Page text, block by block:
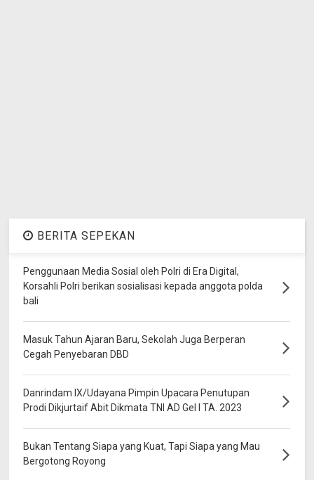
BERITA SEPEKAN
Penggunaan Media Sosial oleh Polri di Era Digital,
Korsahli Polri berikan sosialisasi kepada anggota polda
bali
Masuk Tahun Ajaran Baru, Sekolah Juga Berperan
Cegah Penyebaran DBD
Danrindam IX/Udayana Pimpin Upacara Penutupan
Prodi Dikjurtaif Abit Dikmata TNI AD Gel I TA. 2023
Bukan Tentang Siapa yang Kuat, Tapi Siapa yang Mau
Bergotong Royong